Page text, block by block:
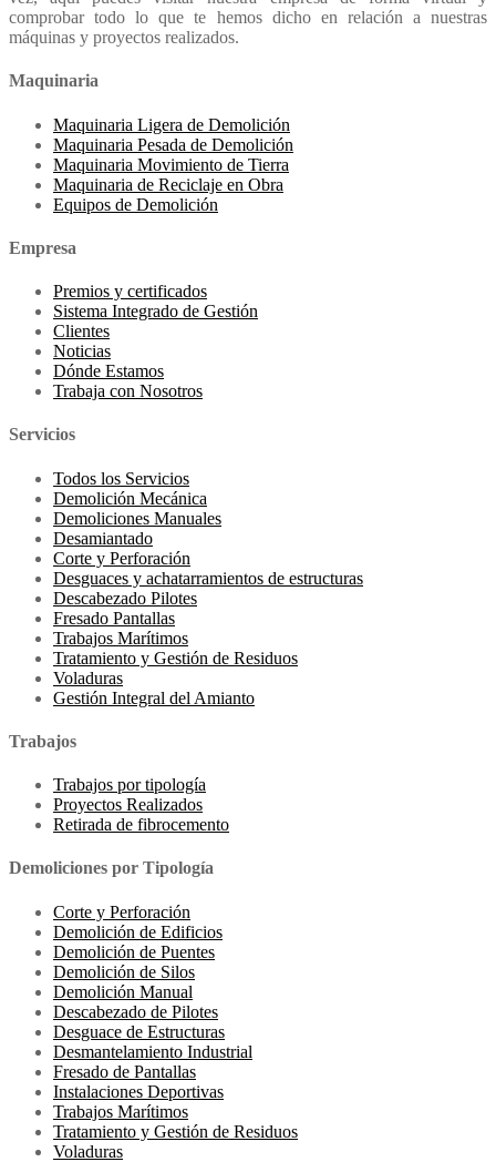
comprobar todo lo que te hemos dicho en relación a nuestras
máquinas y proyectos realizados.
Maquinaria
Maquinaria Ligera de Demolición
Maquinaria Pesada de Demolición
Maquinaria Movimiento de Tierra
Maquinaria de Reciclaje en Obra
Equipos de Demolición
Empresa
Premios y certificados
Sistema Integrado de Gestión
Clientes
Noticias
Dónde Estamos
Trabaja con Nosotros
Servicios
Todos los Servicios
Demolición Mecánica
Demoliciones Manuales
Desamiantado
Corte y Perforación
Desguaces y achatarramientos de estructuras
Descabezado Pilotes
Fresado Pantallas
Trabajos Marítimos
Tratamiento y Gestión de Residuos
Voladuras
Gestión Integral del Amianto
Trabajos
Trabajos por tipología
Proyectos Realizados
Retirada de fibrocemento
Demoliciones por Tipología
Corte y Perforación
Demolición de Edificios
Demolición de Puentes
Demolición de Silos
Demolición Manual
Descabezado de Pilotes
Desguace de Estructuras
Desmantelamiento Industrial
Fresado de Pantallas
Instalaciones Deportivas
Trabajos Marítimos
Tratamiento y Gestión de Residuos
Voladuras